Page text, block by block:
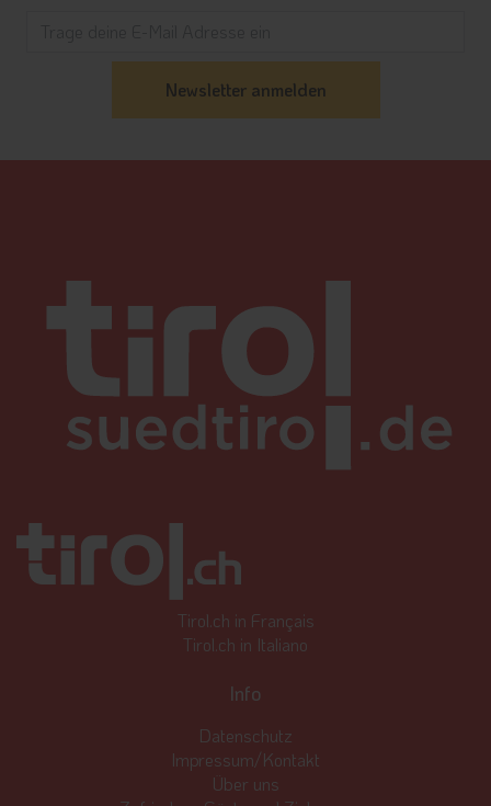
Tirol.ch in Français
Tirol.ch in Italiano
Info
Datenschutz
Impressum/Kontakt
Über uns